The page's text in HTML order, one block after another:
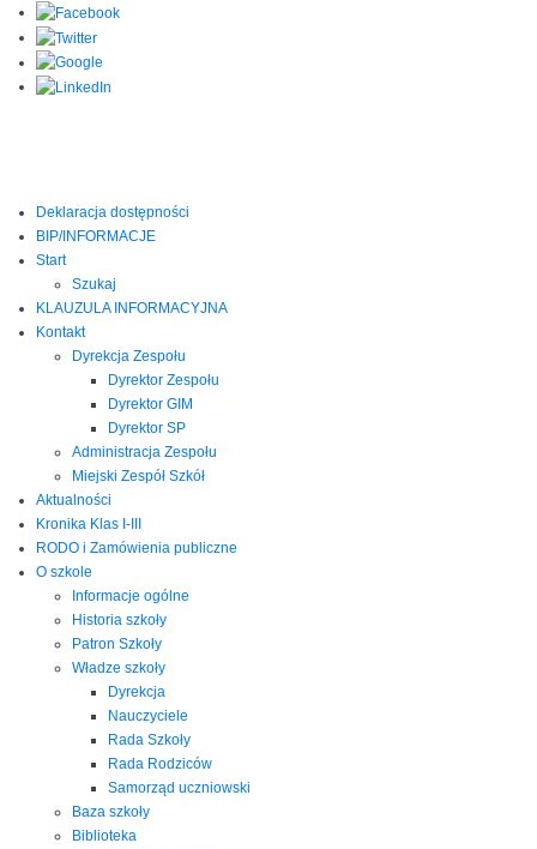
Deklaracja dostępności
BIP/INFORMACJE
Start
Szukaj
KLAUZULA INFORMACYJNA
Kontakt
Dyrekcja Zespołu
Dyrektor Zespołu
Dyrektor GIM
Dyrektor SP
Administracja Zespołu
Miejski Zespół Szkół
Aktualności
Kronika Klas I-III
RODO i Zamówienia publiczne
O szkole
Informacje ogólne
Historia szkoły
Patron Szkoły
Władze szkoły
Dyrekcja
Nauczyciele
Rada Szkoły
Rada Rodziców
Samorząd uczniowski
Baza szkoły
Biblioteka